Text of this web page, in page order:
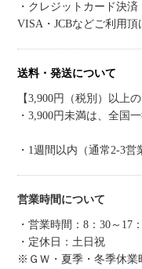
・クレジットカード決済
VISA・JCBなどご利用頂
送料・発送について
【3,900円（税別）以上
・3,900円未満は、全国
・1週間以内（通常2-3
営業時間について
・営業時間：8：30～17
・定休日：土日祝
※ＧＷ・夏季・冬季休業